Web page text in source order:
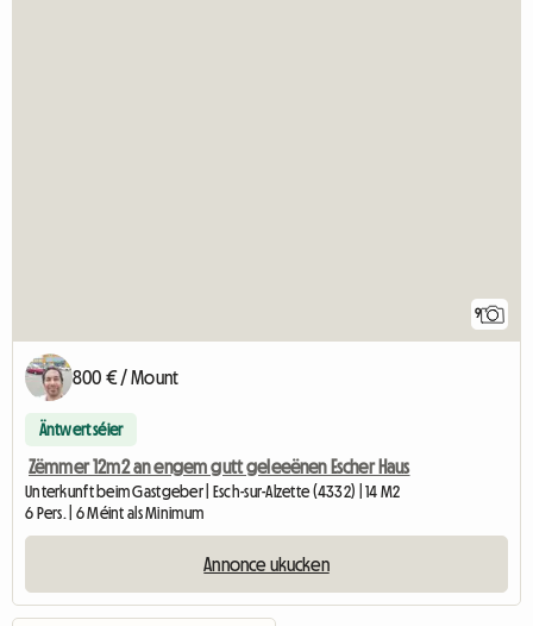
9
800 € / Mount
Äntwert séier
Zëmmer 12m2 an engem gutt geleeënen Escher Haus
Unterkunft beim Gastgeber | Esch-sur-Alzette (4332) | 14 M2
6 Pers. | 6 Méint als Minimum
Annonce ukucken